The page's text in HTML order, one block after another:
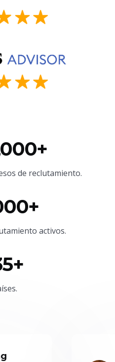
de reclutamiento.
activos.